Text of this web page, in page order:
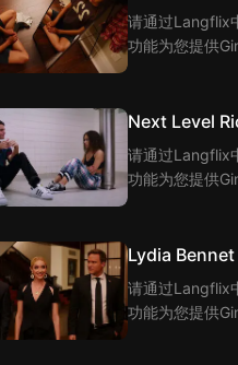
请通过Langflix
功能为您提供
Next Level
请通过Langflix
功能为您提供
Lydia
请通过Langflix
功能为您提供